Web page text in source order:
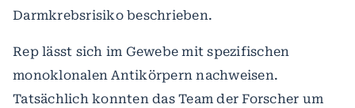
Darmkrebsrisiko beschrieben.
Rep lässt sich im Gewebe mit spezifischen
monoklonalen Antikörpern nachweisen.
Tatsächlich konnten das Team der Forscher um